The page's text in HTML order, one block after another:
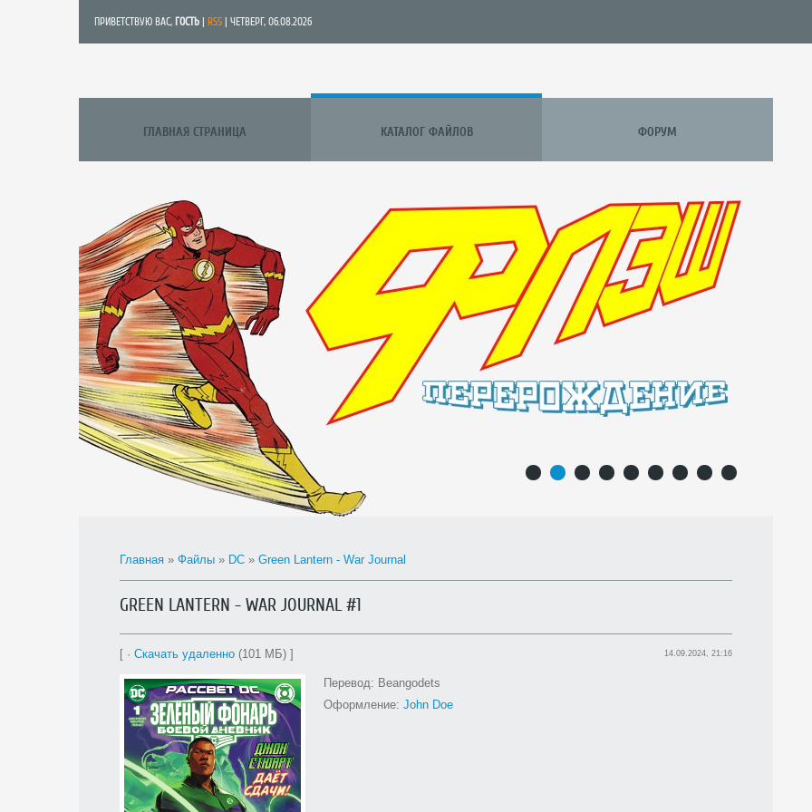
ПРИВЕТСТВУЮ ВАС, ГОСТЬ RSS | ЧЕТВЕРГ, 06.08.2026
ГЛАВНАЯ СТРАНИЦА КАТАЛОГ ФАЙЛОВ ФОРУМ
Главная » Файлы » DC » Green Lantern - War Journal
GREEN LANTERN - WAR JOURNAL #1
[ · Скачать удаленно (101 МБ) ] 14.09.2024, 21:16
Перевод: Beangodets
Оформление: John Doe